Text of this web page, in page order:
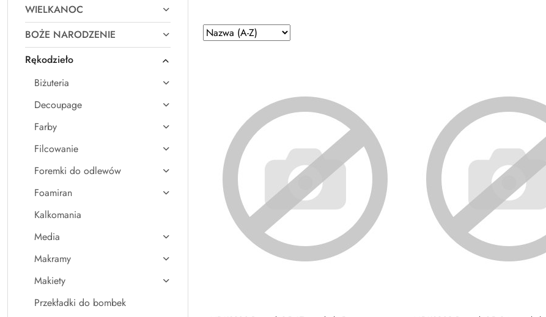
WIELKANOC
BOŻE NARODZENIE
Rękodzieło
Biżuteria
Decoupage
Farby
Filcowanie
Foremki do odlewów
Foamiran
Kalkomania
Media
Makramy
Makiety
Przekładki do bombek
Zastosowano
sortowanie:
Sortuj
według